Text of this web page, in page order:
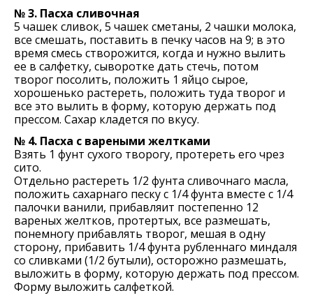
№ 3. Пасха сливочная
5 чашек сливок, 5 чашек сметаны, 2 чашки молока,
все смешать, поставить в печку часов на 9; в это
время смесь створожится, когда и нужно вылить
ее в салфетку, сыворотке дать стечь, потом
творог посолить, положить 1 яйцо сырое,
хорошенько растереть, положить туда творог и
все это вылить в форму, которую держать под
прессом. Сахар кладется по вкусу.
№ 4. Пасха с вареными желтками
Взять 1 фунт сухого творогу, протереть его чрез
сито.
Отдельно растереть 1/2 фунта сливочнаго масла,
положить сахарнаго песку с 1/4 фунта вместе с 1/4
палочки ванили, прибавляит постепенно 12
вареных желтков, протертых, все размешать,
понемногу прибавлять творог, мешая в одну
сторону, прибавить 1/4 фунта рубленнаго миндаля
со сливками (1/2 бутыли), осторожно размешать,
выложить в форму, которую держать под прессом.
Форму выложить салфеткой.